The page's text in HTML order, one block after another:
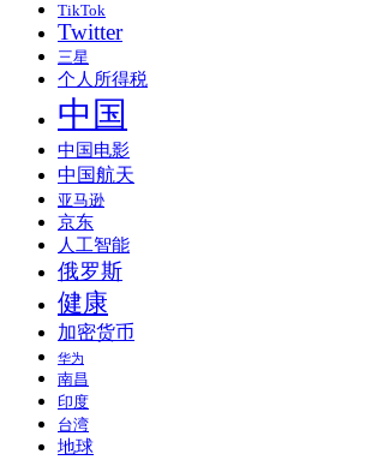
TikTok
Twitter
三星
个人所得税
中国
中国电影
中国航天
亚马逊
京东
人工智能
俄罗斯
健康
加密货币
华为
南昌
印度
台湾
地球